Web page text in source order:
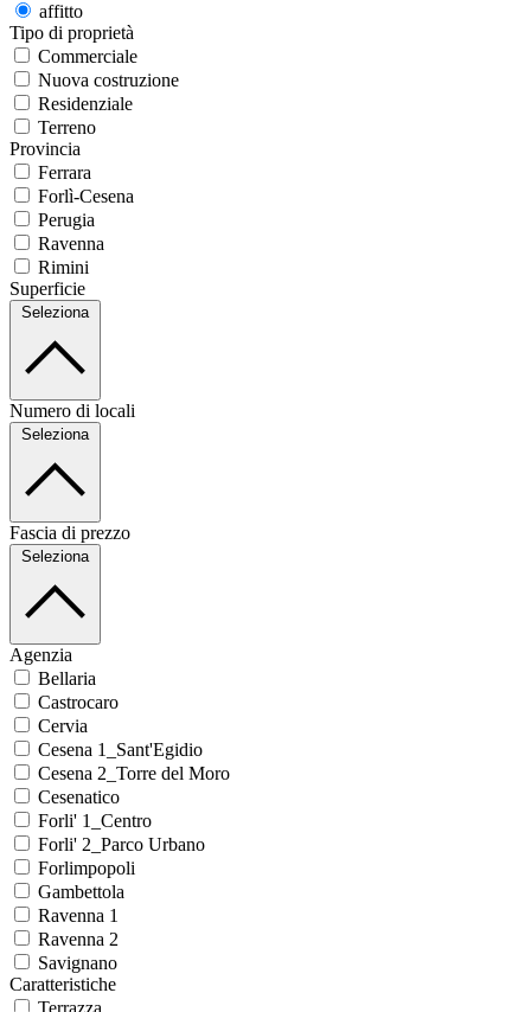
affitto
Tipo di proprietà
Commerciale
Nuova costruzione
Residenziale
Terreno
Provincia
Ferrara
Forlì-Cesena
Perugia
Ravenna
Rimini
Superficie
Seleziona
Numero di locali
Seleziona
Fascia di prezzo
Seleziona
Agenzia
Bellaria
Castrocaro
Cervia
Cesena 1_Sant'Egidio
Cesena 2_Torre del Moro
Cesenatico
Forli' 1_Centro
Forli' 2_Parco Urbano
Forlimpopoli
Gambettola
Ravenna 1
Ravenna 2
Savignano
Caratteristiche